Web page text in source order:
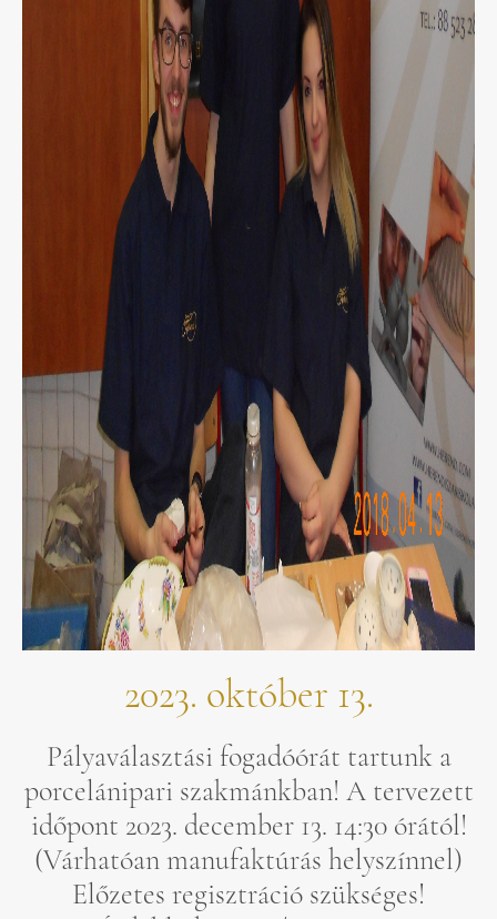
2023. október 13.
Pályaválasztási fogadóórát tartunk a
porcelánipari szakmánkban! A tervezett
időpont 2023. december 13. 14:30 órától!
(Várhatóan manufaktúrás helyszínnel)
Előzetes regisztráció szükséges!